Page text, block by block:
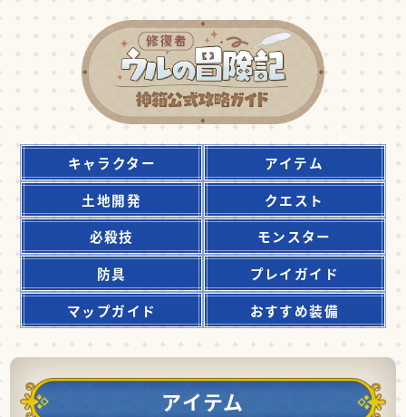
キャラクター
アイテム
土地開発
クエスト
必殺技
モンスター
防具
プレイガイド
マップガイド
おすすめ装備
アイテム